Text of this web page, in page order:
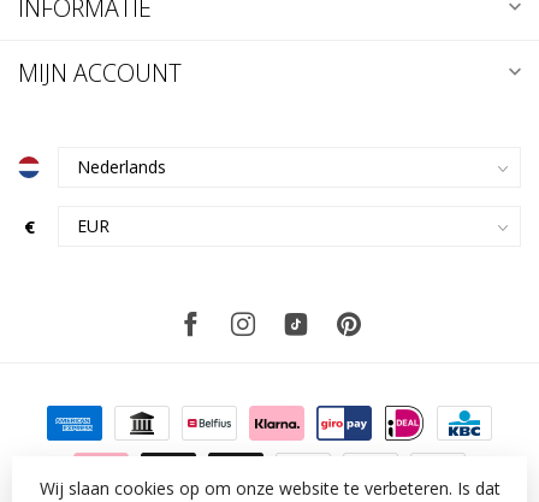
INFORMATIE
MIJN ACCOUNT
€
Wij slaan cookies op om onze website te verbeteren. Is dat